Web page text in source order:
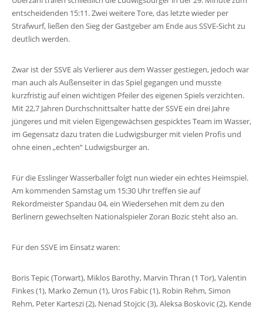
entscheidenden 15:11. Zwei weitere Tore, das letzte wieder per
Strafwurf, ließen den Sieg der Gastgeber am Ende aus SSVE-Sicht zu
deutlich werden.
Zwar ist der SSVE als Verlierer aus dem Wasser gestiegen, jedoch war
man auch als Außenseiter in das Spiel gegangen und musste
kurzfristig auf einen wichtigen Pfeiler des eigenen Spiels verzichten.
Mit 22,7 Jahren Durchschnittsalter hatte der SSVE ein drei Jahre
jüngeres und mit vielen Eigengewächsen gespicktes Team im Wasser,
im Gegensatz dazu traten die Ludwigsburger mit vielen Profis und
ohne einen „echten“ Ludwigsburger an.
Für die Esslinger Wasserballer folgt nun wieder ein echtes Heimspiel.
Am kommenden Samstag um 15:30 Uhr treffen sie auf
Rekordmeister Spandau 04, ein Wiedersehen mit dem zu den
Berlinern gewechselten Nationalspieler Zoran Bozic steht also an.
Für den SSVE im Einsatz waren:
Boris Tepic (Torwart), Miklos Barothy, Marvin Thran (1 Tor), Valentin
Finkes (1), Marko Zemun (1), Uros Fabic (1), Robin Rehm, Simon
Rehm, Peter Karteszi (2), Nenad Stojcic (3), Aleksa Boskovic (2), Kende